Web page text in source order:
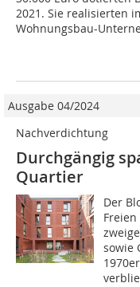
2021. Sie realisierten
Wohnungsbau-
Ausgabe 04/2024
Nachverdichtung
Durchgängig
Quartier
Der
sowie